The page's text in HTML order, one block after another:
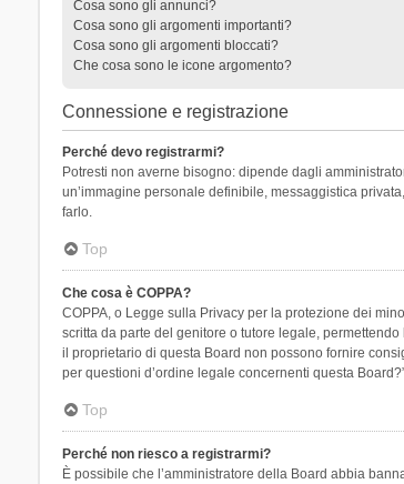
Cosa sono gli annunci?
Cosa sono gli argomenti importanti?
Cosa sono gli argomenti bloccati?
Che cosa sono le icone argomento?
Connessione e registrazione
Perché devo registrarmi?
Potresti non averne bisogno: dipende dagli
un’immagine personale definibile, messaggistica
farlo.
Top
Che cosa è COPPA?
COPPA, o Legge sulla Privacy per la protezione dei
scritta da parte del genitore o tutore legale,
il proprietario di questa Board non possono fornire
per questioni d’ordine legale concernenti questa
Top
Perché non riesco a registrarmi?
È possibile che l’amministratore della Board abbia